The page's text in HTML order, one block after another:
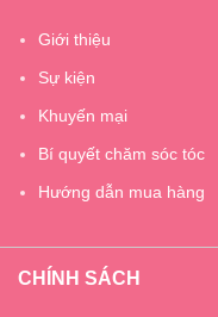
Giới thiệu
Sự kiện
Khuyến mại
Bí quyết chăm sóc tóc
Hướng dẫn mua hàng
CHÍNH SÁCH